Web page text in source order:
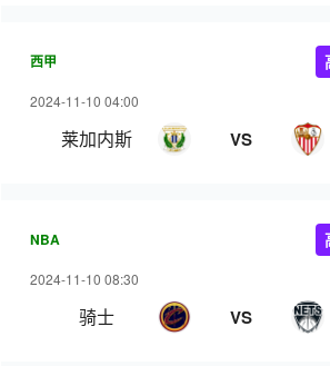
西甲
2024-11-10 04:00
莱加内斯 VS
NBA
2024-11-10 08:30
骑士 VS